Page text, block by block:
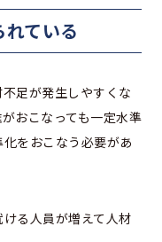
ている
足が発生しやすくな
おこなっても一定水準
をおこなう必要があ
る人員が増えて人材